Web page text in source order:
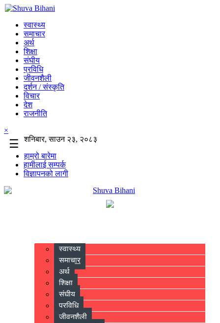
स्वास्थ्य
समाचार
अर्थ
शिक्षा
संघीय
प्रविधि
जीवनशैली
दर्शन / संस्कृति
विचार
देश
राजनीति
×
☰
शनिबार, साउन २३, २०८३
हाम्रो बारेमा
हामीलाई सम्पर्क
विज्ञापनको लागी
स्वास्थ्य
समाचार
अर्थ
शिक्षा
संघीय
प्रविधि
जीवनशैली